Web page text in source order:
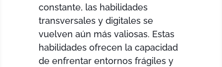
constante, las habilidades
transversales y digitales se
vuelven aún más valiosas. Estas
habilidades ofrecen la capacidad
de enfrentar entornos frágiles y